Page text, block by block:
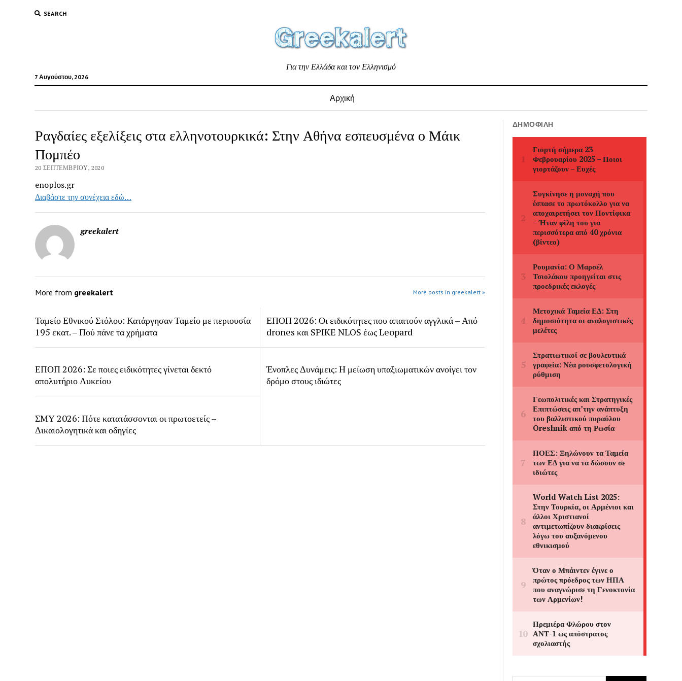
SEARCH
7 Αυγούστου, 2026
Για την Ελλάδα και τον Ελληνισμό
Αρχική
Ραγδαίες εξελίξεις στα ελληνοτουρκικά: Στην Αθήνα εσπευσμένα ο Μάικ
Πομπέο
20 ΣΕΠΤΕΜΒΡΊΟΥ, 2020
enoplos.gr
Διαβάστε την συνέχεια εδώ…
greekalert
More from greekalert More posts in greekalert »
Ταμείο Εθνικού Στόλου: Κατάργησαν Ταμείο με περιουσία
195 εκατ. – Πού πάνε τα χρήματα
ΕΠΟΠ 2026: Οι ειδικότητες που απαιτούν αγγλικά – Από
drones και SPIKE NLOS έως Leopard
ΕΠΟΠ 2026: Σε ποιες ειδικότητες γίνεται δεκτό
απολυτήριο Λυκείου
Ένοπλες Δυνάμεις: Η μείωση υπαξιωματικών ανοίγει τον
δρόμο στους ιδιώτες
ΣΜΥ 2026: Πότε κατατάσσονται οι πρωτοετείς –
Δικαιολογητικά και οδηγίες
ΔΗΜΟΦΙΛΉ